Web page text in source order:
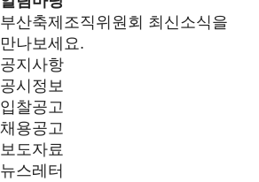
부산축제조직위원회 최신소식을
만나보세요.
공지사항
공시정보
입찰공고
채용공고
보도자료
뉴스레터